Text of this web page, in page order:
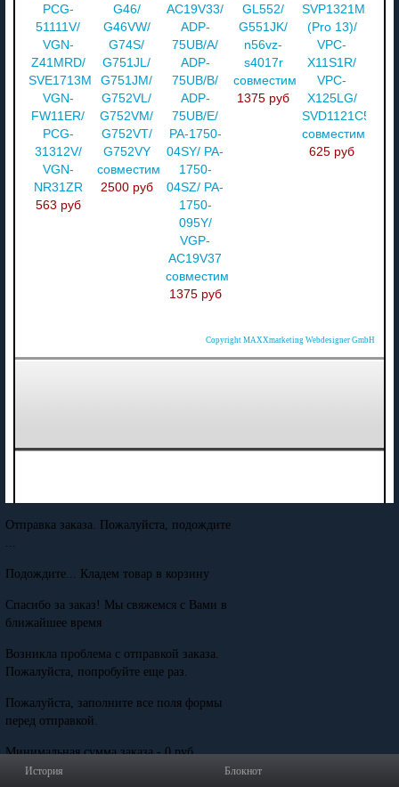
PCG-
51111V/
VGN-
Z41MRD/
SVE1713M1RW/
VGN-
FW11ER/
PCG-
31312V/
VGN-
NR31ZR
563 руб
G46/
G46VW/
G74S/
G751JL/
G751JM/
G752VL/
G752VM/
G752VT/
G752VY
совместимый
2500 руб
AC19V33/
ADP-
75UB/A/
ADP-
75UB/B/
ADP-
75UB/E/
PA-1750-
04SY/ PA-
1750-
04SZ/ PA-
1750-
095Y/
VGP-
AC19V37
совместимый
1375 руб
GL552/
G551JK/
n56vz-
s4017r
совместимый
1375 руб
SVP1321M2RS
(Pro 13)/
VPC-
X11S1R/
VPC-
X125LG/
SVD1121C5EB
совместимый
625 руб
Copyright MAXXmarketing Webdesigner GmbH
История Блокнот
Отправка заказа. Пожалуйста, подождите
...
Подождите... Кладем товар в корзину
Спасибо за заказ! Мы свяжемся с Вами в
ближайшее время
Возникла проблема с отправкой заказа.
Пожалуйста, попробуйте еще раз.
Пожалуйста, заполните все поля формы
перед отправкой.
Минимальная сумма заказа - 0 руб.